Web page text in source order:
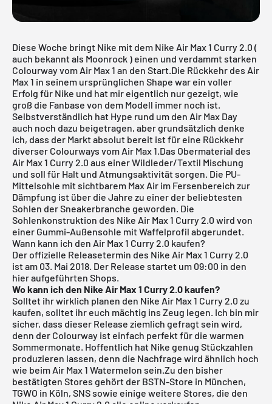
Diese Woche bringt Nike mit dem Nike Air Max 1 Curry 2.0 (
auch bekannt als Moonrock ) einen und verdammt starken
Colourway vom Air Max 1 an den Start.Die Rückkehr des Air
Max1 in seinem ursprünglichen Shape war ein voller
Erfolg für Nike und hat mir eigentlich nur gezeigt, wie
groß die Fanbase von dem Modell immer noch ist.
Selbstverständlich hat Hype rund um den Air Max Day
auch noch dazu beigetragen, aber grundsätzlich denke
ich, dass der Markt absolut bereit ist für eine Rückkehr
diverser Colourways vom Air Max 1.Das Obermaterial des
Air Max1 Curry 2.0 aus einer Wildleder/Textil Mischung
und soll für Halt und Atmungsaktivität sorgen. Die PU-
Mittelsohle mit sichtbarem Max Air im Fersenbereich zur
Dämpfung ist über die Jahre zu einer der beliebtesten
Sohlen der Sneakerbranche geworden. Die
Sohlenkonstruktion des Nike Air Max 1 Curry 2.0 wird von
einer Gummi-Außensohle mit Waffelprofil abgerundet.
Wann kann ich den Air Max 1 Curry 2.0 kaufen?
Der offizielle Releasetermin des Nike Air Max 1 Curry 2.0
ist am 03. Mai 2018. Der Release startet um 09:00 in den
hier aufgeführten Shops.
Wo kann ich den Nike Air Max 1 Curry 2.0 kaufen?
Solltet ihr wirklich planen den Nike Air Max 1 Curry 2.0 zu
kaufen, solltet ihr euch mächtig ins Zeug legen. Ich bin mir
sicher, dass dieser Release ziemlich gefragt sein wird,
denn der Colourway ist einfach perfekt für die warmen
Sommermonate. Hoffentlich hat Nike genug Stückzahlen
produzieren lassen, denn die Nachfrage wird ähnlich hoch
wie beim Air Max 1 Watermelon sein.Zu den bisher
bestätigten Stores gehört der BSTN-Store in München,
TGWO in Köln, SNSsowie einige weitere Stores, die den